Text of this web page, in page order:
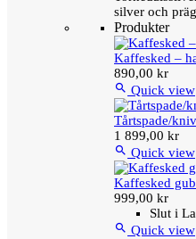
silver och
Produkter
Kaffesked –
890,00 kr
 Quick view
Tårtspade/
1 899,00 kr
 Quick view
Kaffesked
999,00 kr
Slut i
 Quick view